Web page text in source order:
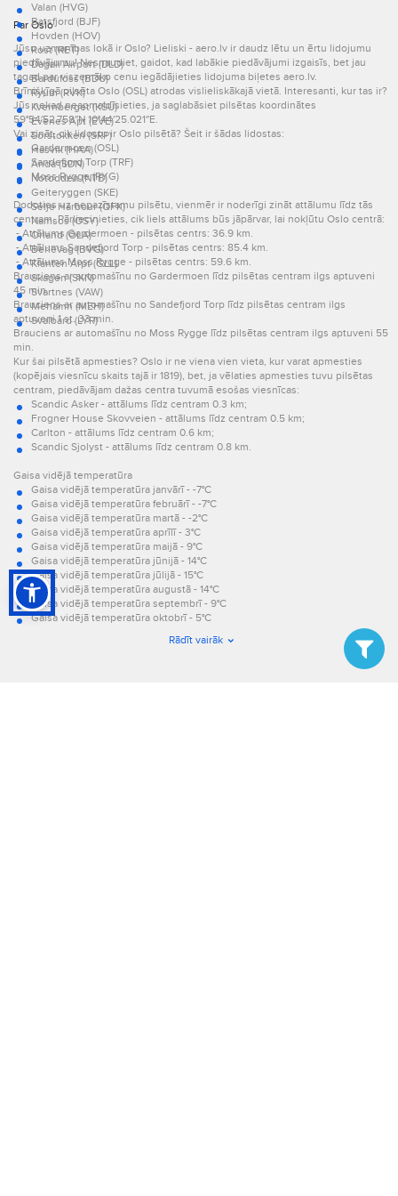
Valan (HVG)
Batsfjord (BJF)
Hovden (HOV)
Rost (RET)
Dagali Airport (DLD)
Bardufoss (BDU)
Ryum (RVK)
Kvernberget (KSU)
Evenes Apt (EVE)
Sorstokken (SRP)
Hasvik (HAA)
Anda (SDN)
Notodden (NTB)
Geiteryggen (SKE)
Selje Harbour (QFK)
Namsos (OSY)
Orland (OLA)
Berlevag (BVG)
Klanten Arpt (GLL)
Skagen (SKN)
Svartnes (VAW)
Mehamn (MEH)
Svalbard (LYR)
Par Oslo
Jūsu uzmanības lokā ir Oslo? Lieliski - aero.lv ir daudz lētu un ērtu lidojumu
piedāvājumu! Nesnaudiet, gaidot, kad labākie piedāvājumi izgaisīs, bet jau
tagad par viszemāko cenu iegādājieties lidojuma biļetes aero.lv.
Brīnišķīgā pilsēta Oslo (OSL) atrodas vislieliskākajā vietā. Interesanti, kur tas ir?
Jūs nekad neapmaldīsieties, ja saglabāsiet pilsētas koordinātes
59°54′52.758″N 10°44′25.021″E.
Vai zināt, cik lidostu ir Oslo pilsētā? Šeit ir šādas lidostas:
Gardermoen (OSL)
Sandefjord Torp (TRF)
Moss Rygge (RYG)
Dodoties uz nepazīstamu pilsētu, vienmēr ir noderīgi zināt attālumu līdz tās
centram. Pārliecinieties, cik liels attālums būs jāpārvar, lai nokļūtu Oslo centrā:
- Attālums Gardermoen - pilsētas centrs: 36.9 km.
- Attālums Sandefjord Torp - pilsētas centrs: 85.4 km.
- Attālums Moss Rygge - pilsētas centrs: 59.6 km.
Brauciens ar automašīnu no Gardermoen līdz pilsētas centram ilgs aptuveni
45 min.
Brauciens ar automašīnu no Sandefjord Torp līdz pilsētas centram ilgs
aptuveni 1 st. 33 min.
Brauciens ar automašīnu no Moss Rygge līdz pilsētas centram ilgs aptuveni 55
min.
Kur šai pilsētā apmesties? Oslo ir ne viena vien vieta, kur varat apmesties
(kopējais viesnīcu skaits tajā ir 1819), bet, ja vēlaties apmesties tuvu pilsētas
centram, piedāvājam dažas centra tuvumā esošas viesnīcas:
Scandic Asker - attālums līdz centram 0.3 km;
Frogner House Skovveien - attālums līdz centram 0.5 km;
Carlton - attālums līdz centram 0.6 km;
Scandic Sjolyst - attālums līdz centram 0.8 km.
Gaisa vidējā temperatūra
Gaisa vidējā temperatūra janvārī - -7°C
Gaisa vidējā temperatūra februārī - -7°C
Gaisa vidējā temperatūra martā - -2°C
Gaisa vidējā temperatūra aprīlī - 3°C
Gaisa vidējā temperatūra maijā - 9°C
Gaisa vidējā temperatūra jūnijā - 14°C
Gaisa vidējā temperatūra jūlijā - 15°C
Gaisa vidējā temperatūra augustā - 14°C
Gaisa vidējā temperatūra septembrī - 9°C
Gaisa vidējā temperatūra oktobrī - 5°C
Gaisa vidējā temperatūra decembrī - -6°C.
Rādīt vairāk